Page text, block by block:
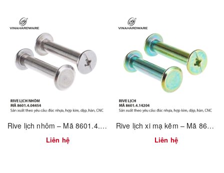
kèm: khóa mở, lục giác chìm...
Rive lịch nhôm – Mã 8601.4.04454
Liên hệ
Rive lịch xi mạ kẽm – Mã 8601.4.14204
Liên hệ